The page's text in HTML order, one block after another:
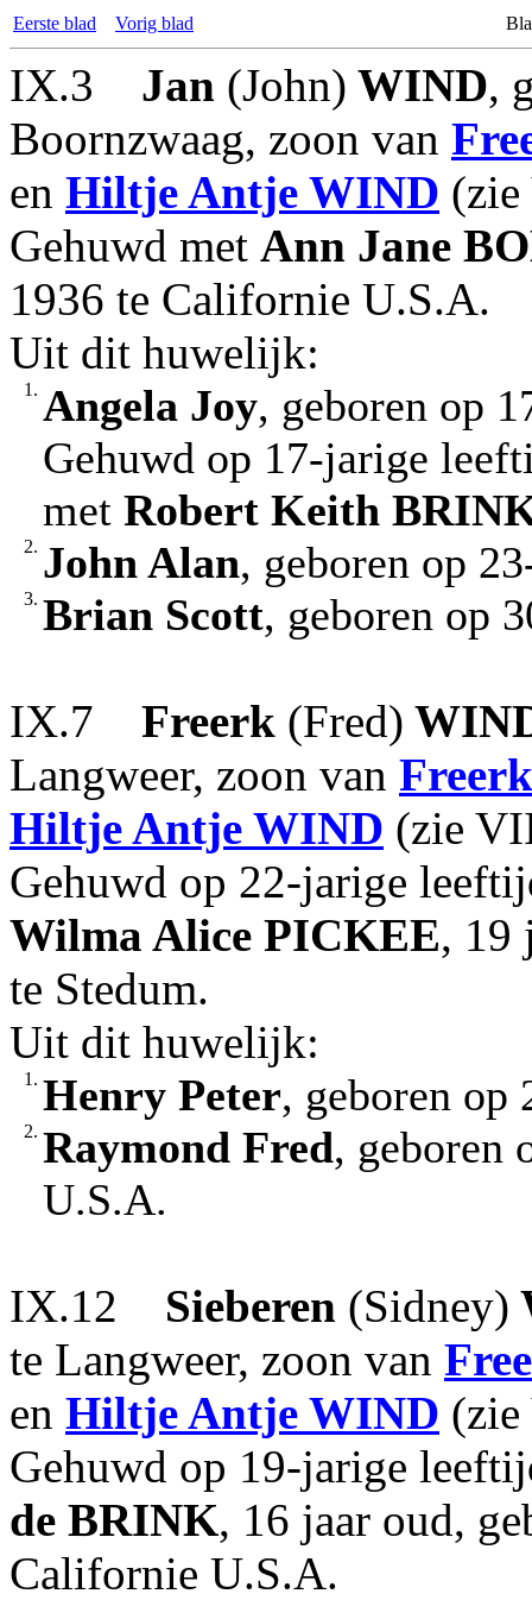
Eerste blad Vorig blad
IX.3 Jan (John) WIND,
Boornzwaag, zoon van
en Hiltje Antje WIND
Gehuwd met Ann Jane
1936 te Californie U.S.A.
Uit dit huwelijk:
1. Angela Joy, geboren op
Gehuwd op 17-jarige
met Robert Keith
2. John Alan, geboren op
3. Brian Scott, geboren op
IX.7 Freerk (Fred)
Langweer, zoon van
Hiltje Antje WIND (zie
Gehuwd op 22-jarige
Wilma Alice PICKEE, 19
te Stedum.
Uit dit huwelijk:
1. Henry Peter, geboren
2. Raymond Fred, geboren
U.S.A.
IX.12 Sieberen (Sidney)
te Langweer, zoon van
en Hiltje Antje WIND
Gehuwd op 19-jarige
de BRINK, 16 jaar oud,
Californie U.S.A.